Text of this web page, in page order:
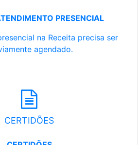
PRESENCIAL
na Receita precisa ser
agendado.
CERTIDÕES